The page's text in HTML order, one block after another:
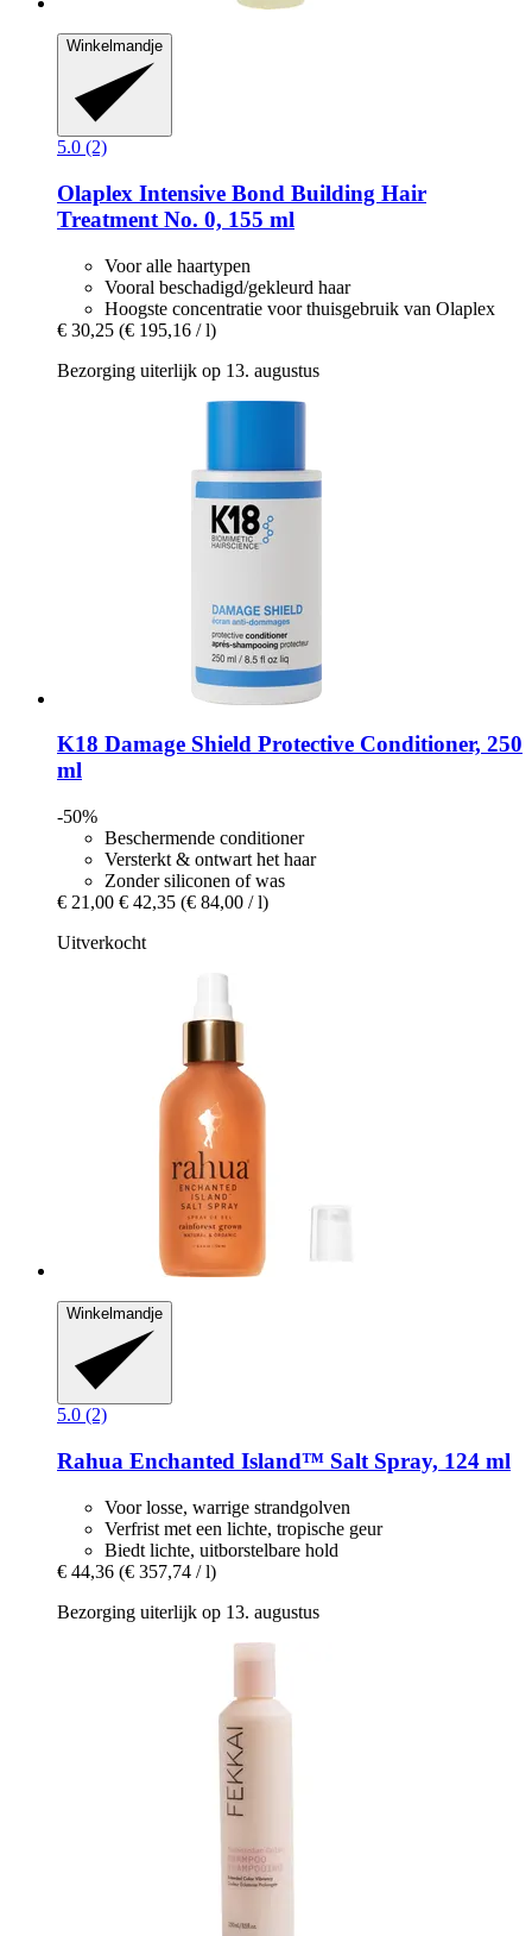
Winkelmandje
5.0 (2)
Olaplex Intensive Bond Building Hair
Treatment No. 0, 155 ml
Voor alle haartypen
Vooral beschadigd/gekleurd haar
Hoogste concentratie voor thuisgebruik van Olaplex
€ 30,25 (€ 195,16 / l)
Bezorging uiterlijk op 13. augustus
K18 Damage Shield Protective Conditioner, 250
ml
-50%
Beschermende conditioner
Versterkt & ontwart het haar
Zonder siliconen of was
€ 21,00 € 42,35 (€ 84,00 / l)
Uitverkocht
Winkelmandje
5.0 (2)
Rahua Enchanted Island™ Salt Spray, 124 ml
Voor losse, warrige strandgolven
Verfrist met een lichte, tropische geur
Biedt lichte, uitborstelbare hold
€ 44,36 (€ 357,74 / l)
Bezorging uiterlijk op 13. augustus